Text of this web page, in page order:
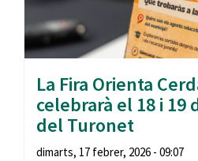
La Fira Orienta
celebrarà el 18 i 19
del Turonet
dimarts, 17 febrer, 2026 - 09:07